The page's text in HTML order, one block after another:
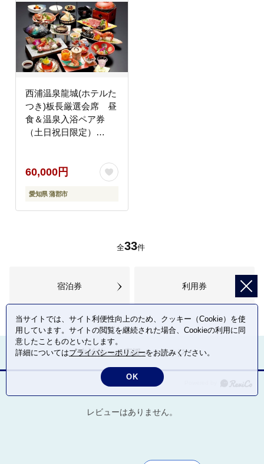
西浦温泉龍城(ホテルた
つき)板長厳選会席 昼
食＆温泉入浴ペア券
（土日祝日限定）
60,000円
愛知県 蒲郡市
全33件
宿泊券 利用券
自治体への応援メッセージ
レビューはありません。
当サイトでは、サイト利便性向上のため、クッキー（Cookie）を使
用しています。サイトの閲覧を継続された場合、Cookieの利用に同
意したことものといたします。
詳細についてはプライバシーポリシーをお読みください。
OK